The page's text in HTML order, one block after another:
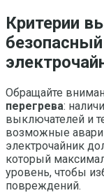
Критерии
Обращайте
перегрева:
выключателей и
возможные
электрочайник
который
уровень, чтобы
повреждений.